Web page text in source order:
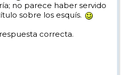
no parece haber servido
sobre los esquís.
correcta.